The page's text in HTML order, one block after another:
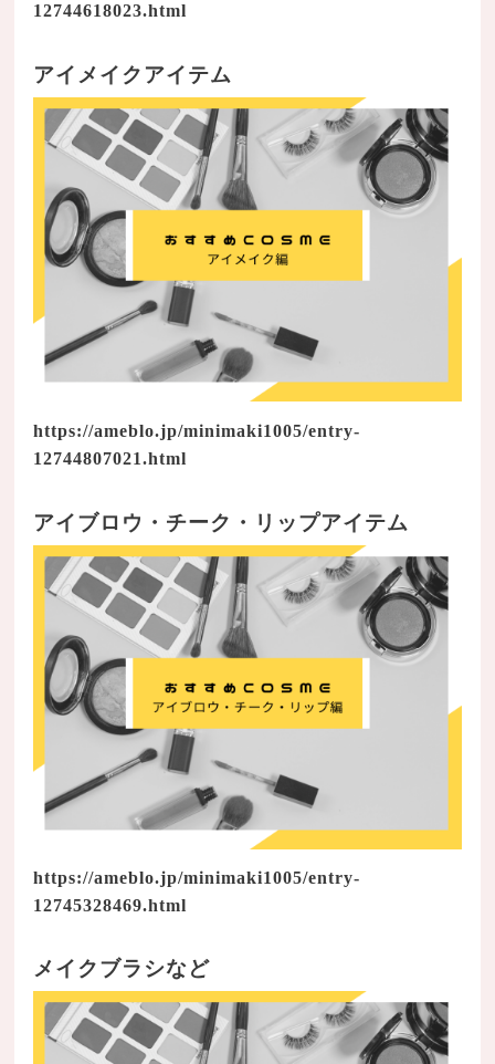
12744618023.html
アイメイクアイテム
https://ameblo.jp/minimaki1005/entry-
12744807021.html
アイブロウ・チーク・リップアイテム
https://ameblo.jp/minimaki1005/entry-
12745328469.html
メイクブラシなど